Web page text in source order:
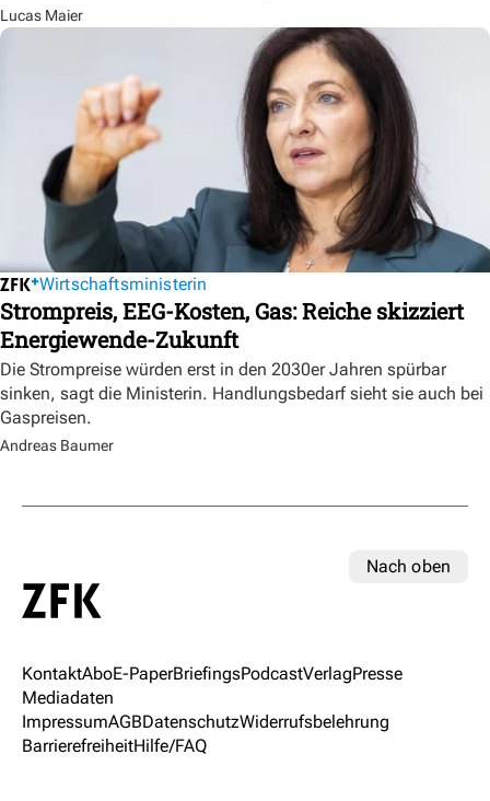
Lucas Maier
Wirtschaftsministerin
Strompreis, EEG-Kosten, Gas: Reiche skizziert
Energiewende-Zukunft
Die Strompreise würden erst in den 2030er Jahren spürbar
sinken, sagt die Ministerin. Handlungsbedarf sieht sie auch bei
Gaspreisen.
Andreas Baumer
Nach oben
KontaktAboE-PaperBriefingsPodcastVerlagPresse
Mediadaten
ImpressumAGBDatenschutzWiderrufsbelehrung
BarrierefreiheitHilfe/FAQ